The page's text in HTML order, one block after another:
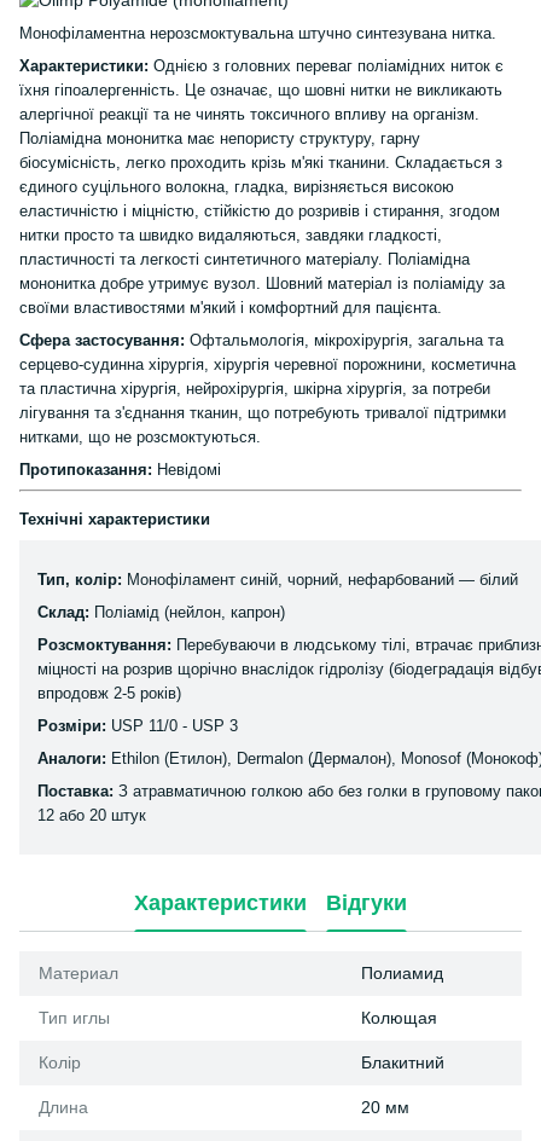
Монофіламентна нерозсмоктувальна штучно синтезувана нитка.
Характеристики: Однією з головних переваг поліамідних ниток є
їхня гіпоалергенність. Це означає, що шовні нитки не викликають
алергічної реакції та не чинять токсичного впливу на організм.
Поліамідна мононитка має непористу структуру, гарну
біосумісність, легко проходить крізь м'які тканини. Складається з
єдиного суцільного волокна, гладка, вирізняється високою
еластичністю і міцністю, стійкістю до розривів і стирання, згодом
нитки просто та швидко видаляються, завдяки гладкості,
пластичності та легкості синтетичного матеріалу. Поліамідна
мононитка добре утримує вузол. Шовний матеріал із поліаміду за
своїми властивостями м'який і комфортний для пацієнта.
Сфера застосування: Офтальмологія, мікрохірургія, загальна та
серцево-судинна хірургія, хірургія черевної порожнини, косметична
та пластична хірургія, нейрохірургія, шкірна хірургія, за потреби
лігування та з'єднання тканин, що потребують тривалої підтримки
нитками, що не розсмоктуються.
Протипоказання: Невідомі
Технічні характеристики
Тип, колір: Монофіламент синій, чорний, нефарбований — білий
Склад: Поліамід (нейлон, капрон)
Розсмоктування: Перебуваючи в людському тілі, втрачає
міцності на розрив щорічно внаслідок гідролізу (біодеградація
впродовж 2-5 років)
Розміри: USP 11/0 - USP 3
Аналоги: Ethilon (Етилон), Dermalon (Дермалон), Monosof
Поставка: З атравматичною голкою або без голки в груповому
12 або 20 штук
Характеристики Відгуки
Материал Полиамид
Тип иглы Колющая
Колір Блакитний
Длина 20 мм